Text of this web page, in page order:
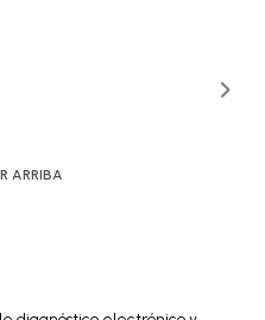
ARRIBA